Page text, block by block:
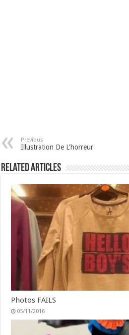
Previous
Illustration De L'horreur
Related Articles
Photos FAILS
05/11/2016